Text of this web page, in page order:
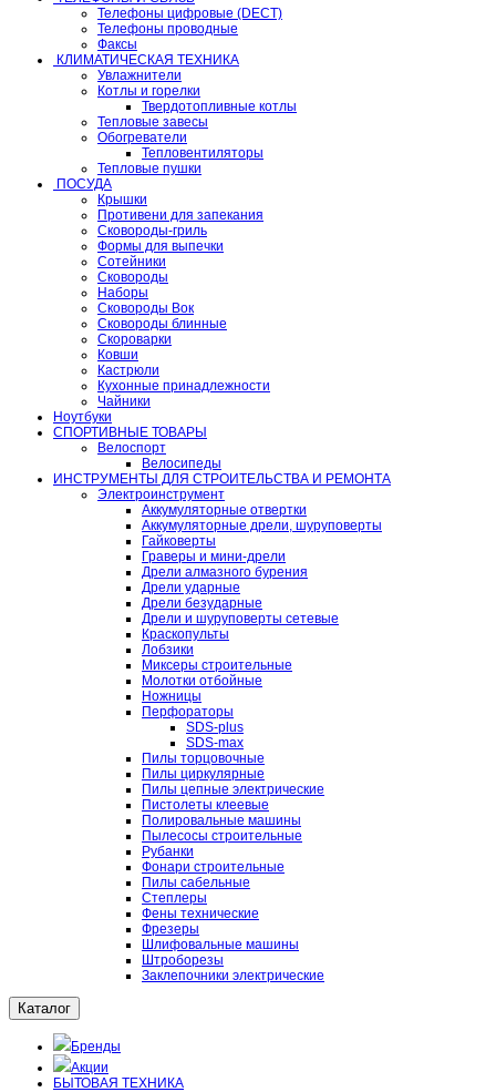
Телефоны цифровые (DECT)
Телефоны проводные
Факсы
КЛИМАТИЧЕСКАЯ ТЕХНИКА
Увлажнители
Котлы и горелки
Твердотопливные котлы
Тепловые завесы
Обогреватели
Тепловентиляторы
Тепловые пушки
ПОСУДА
Крышки
Противени для запекания
Сковороды-гриль
Формы для выпечки
Сотейники
Сковороды
Наборы
Сковороды Вок
Сковороды блинные
Скороварки
Ковши
Кастрюли
Кухонные принадлежности
Чайники
Ноутбуки
СПОРТИВНЫЕ ТОВАРЫ
Велоспорт
Велосипеды
ИНСТРУМЕНТЫ ДЛЯ СТРОИТЕЛЬСТВА И РЕМОНТА
Электроинструмент
Аккумуляторные отвертки
Аккумуляторные дрели, шуруповерты
Гайковерты
Граверы и мини-дрели
Дрели алмазного бурения
Дрели ударные
Дрели безударные
Дрели и шуруповерты сетевые
Краскопульты
Лобзики
Миксеры строительные
Молотки отбойные
Ножницы
Перфораторы
SDS-plus
SDS-max
Пилы торцовочные
Пилы циркулярные
Пилы цепные электрические
Пистолеты клеевые
Полировальные машины
Пылесосы строительные
Рубанки
Фонари строительные
Пилы сабельные
Степлеры
Фены технические
Фрезеры
Шлифовальные машины
Штроборезы
Заклепочники электрические
Каталог
Бренды
Акции
БЫТОВАЯ ТЕХНИКА